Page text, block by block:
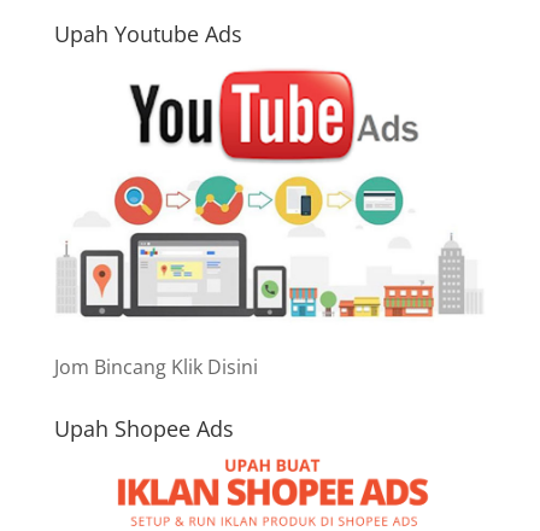
Upah Youtube Ads
Jom Bincang Klik Disini
Upah Shopee Ads